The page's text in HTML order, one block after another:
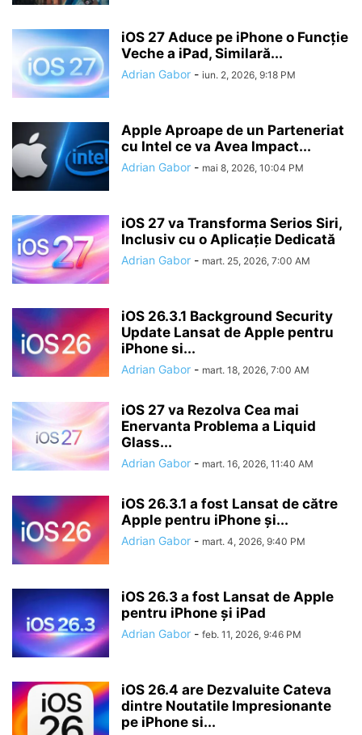
iOS 27 Aduce pe iPhone o Funcție
Veche a iPad, Similară...
Adrian Gabor - iun. 2, 2026, 9:18 PM
Apple Aproape de un Parteneriat
cu Intel ce va Avea Impact...
Adrian Gabor - mai 8, 2026, 10:04 PM
iOS 27 va Transforma Serios Siri,
Inclusiv cu o Aplicație Dedicată
Adrian Gabor - mart. 25, 2026, 7:00 AM
iOS 26.3.1 Background Security
Update Lansat de Apple pentru
iPhone si...
Adrian Gabor - mart. 18, 2026, 7:00 AM
iOS 27 va Rezolva Cea mai
Enervanta Problema a Liquid
Glass...
Adrian Gabor - mart. 16, 2026, 11:40 AM
iOS 26.3.1 a fost Lansat de către
Apple pentru iPhone și...
Adrian Gabor - mart. 4, 2026, 9:40 PM
iOS 26.3 a fost Lansat de Apple
pentru iPhone și iPad
Adrian Gabor - feb. 11, 2026, 9:46 PM
iOS 26.4 are Dezvaluite Cateva
dintre Noutatile Impresionante
pe iPhone si...